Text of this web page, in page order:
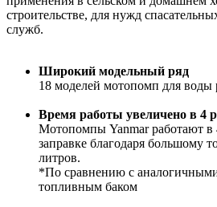
строительстве, для нужд
служб.
Широкий модельный ряд
18 моделей мотопомп для воды
Время работы увеличено в 4
Мотопомпы Yanmar работают в
заправке благодаря большому
литров.
*По сравнению с
топливным баком